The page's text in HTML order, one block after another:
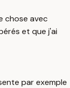
chose avec
et que j'ai
par exemple